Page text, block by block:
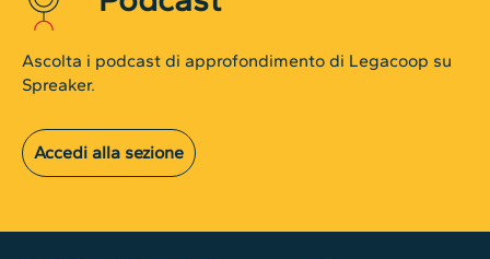
Ascolta i podcast di approfondimento di Legacoop su
Spreaker.
Accedi alla sezione